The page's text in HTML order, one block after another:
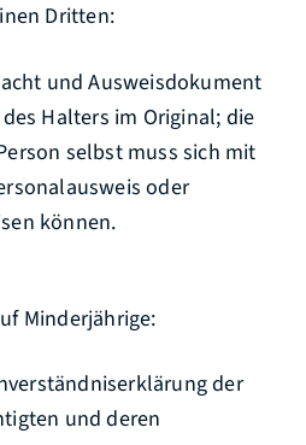
Dritten:
und Ausweisdokument
Halters im Original; die
selbst muss sich mit
oder
können.
Minderjährige:
der
und deren